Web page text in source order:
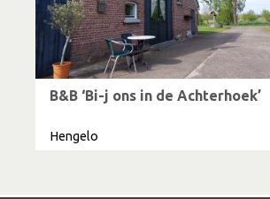
B&B ‘Bi-j ons in de Achterhoek’
Hengelo